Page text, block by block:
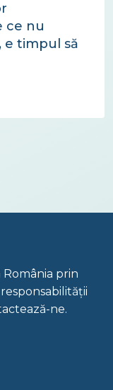
ce nu
e timpul să
prin
ne.